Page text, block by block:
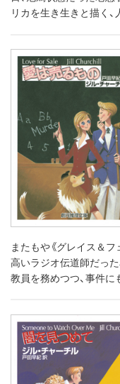
リカを生き生きと描く、
またもや《グレイス＆フ
高いラジオ伝道師だっ
教員を務めつつ、事件に